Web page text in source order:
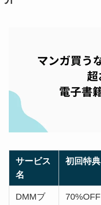
サービス
名
初回特典
DMMブ
70%OFF